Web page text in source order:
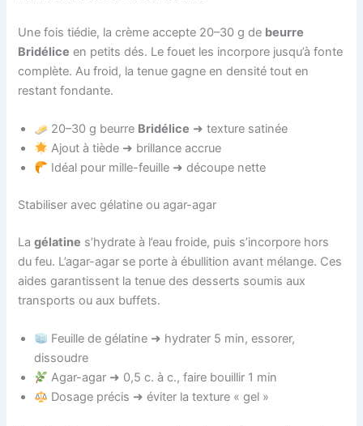
Une fois tiédie, la crème accepte 20–30 g de beurre
Bridélice en petits dés. Le fouet les incorpore jusqu’à fonte
complète. Au froid, la tenue gagne en densité tout en
restant fondante.
20–30 g beurre Bridélice ➜ texture satinée
Ajout à tiède ➜ brillance accrue
Idéal pour mille-feuille ➜ découpe nette
Stabiliser avec gélatine ou agar-agar
Lagélatine s’hydrate à l’eau froide, puis s’incorpore hors
du feu. L’agar-agar se porte à ébullition avant mélange. Ces
aides garantissent la tenue des desserts soumis aux
transports ou aux buffets.
Feuille de gélatine ➜ hydrater 5 min, essorer,
dissoudre
Agar-agar ➜ 0,5 c. à c., faire bouillir 1 min
Dosage précis ➜ éviter la texture « gel »